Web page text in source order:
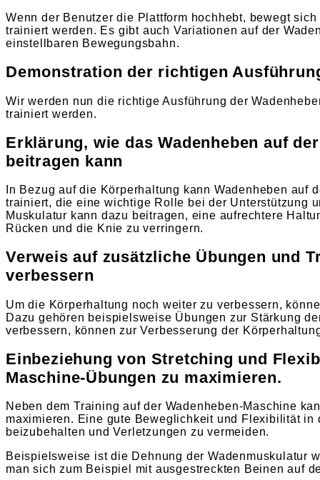
Wenn der Benutzer die Plattform hochhebt, bewegt
trainiert werden. Es gibt auch Variationen auf der
einstellbaren Bewegungsbahn.
Demonstration der richtigen
Wir werden nun die richtige Ausführung der
trainiert werden.
Erklärung, wie das Wadenheben auf
beitragen kann
In Bezug auf die Körperhaltung kann Wadenheben
trainiert, die eine wichtige Rolle bei der Unterstützung
Muskulatur kann dazu beitragen, eine aufrechtere
Rücken und die Knie zu verringern.
Verweis auf zusätzliche Übungen und
verbessern
Um die Körperhaltung noch weiter zu verbessern,
Dazu gehören beispielsweise Übungen zur Stärkung
verbessern, können zur Verbesserung der
Einbeziehung von Stretching und
Maschine-Übungen zu maximieren.
Neben dem Training auf der Wadenheben-Maschine
maximieren. Eine gute Beweglichkeit und Flexibilität
beizubehalten und Verletzungen zu vermeiden.
Beispielsweise ist die Dehnung der Wadenmuskulatur
man sich zum Beispiel mit ausgestreckten Beinen auf